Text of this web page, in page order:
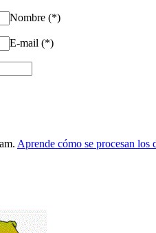
Nombre (*)
E-mail (*)
Aprende cómo se procesan los